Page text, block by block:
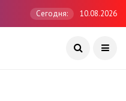
Сегодня: 10.08.2026